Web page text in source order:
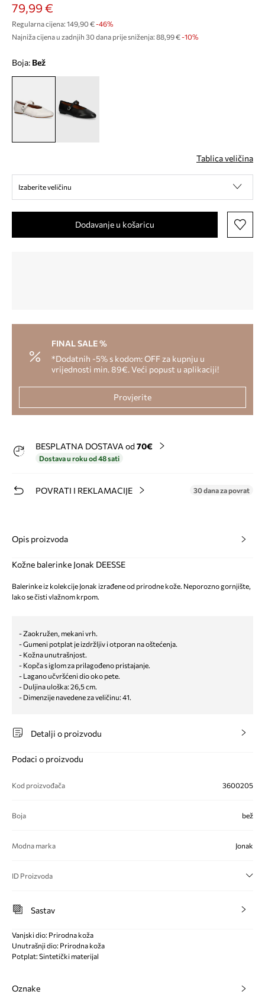
79,99 €
Regularna cijena: 149,90 €-46%
Najniža cijena u zadnjih 30 dana prije sniženja: 88,99 € -10%
Boja: bež
Tablica veličina
Izaberite veličinu
Dodavanje u košaricu
FINAL SALE %
*Dodatnih -5% s kodom: OFF za kupnju u
vrijednosti min. 89€. Veći popust u aplikaciji!
Provjerite
BESPLATNA DOSTAVA od 70€
Dostava u roku od 48 sati
POVRATI I REKLAMACIJE 30 dana za povrat
Opis proizvoda
Kožne balerinke Jonak DEESSE
Balerinke iz kolekcije Jonak izrađene od prirodne kože. Neporozno gornjište,
lako se čisti vlažnom krpom.
- Zaokružen, mekani vrh.
- Gumeni potplat je izdržljiv i otporan na oštećenja.
- Kožna unutrašnjost.
- Kopča s iglom za prilagođeno pristajanje.
- Lagano učvršćeni dio oko pete.
- Duljina uloška: 26,5 cm.
- Dimenzije navedene za veličinu: 41.
Detalji o proizvodu
Podaci o proizvodu
Kod proizvođača 3600205
Boja bež
Modna marka Jonak
ID Proizvoda
Sastav
Vanjski dio: Prirodna koža
Unutrašnji dio: Prirodna koža
Potplat: Sintetički materijal
Oznake